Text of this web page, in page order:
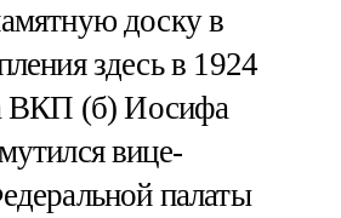
доску в
здесь в 1924
ВКП (б) Иосифа
вице-
палаты